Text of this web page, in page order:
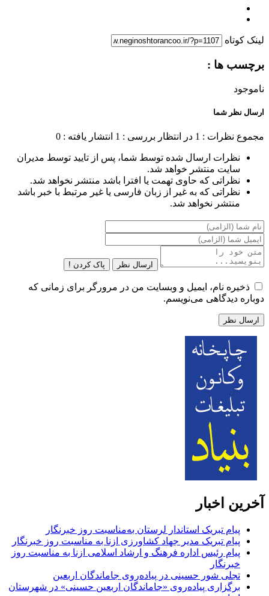
لینک کوتاه
برچسب ها :
ناموجود
ارسال نظر شما
مجموع نظرات : 1 در انتظار بررسی : 1 انتشار یافته : 0
نظرات ارسال شده توسط شما، پس از تایید توسط مدیران
سایت منتشر خواهد شد.
نظراتی که حاوی تهمت یا افترا باشد منتشر نخواهد شد.
نظراتی که به غیر از زبان فارسی یا غیر مرتبط با خبر باشد
منتشر نخواهد شد.
ارسال نظر پاک کردن !
ذخیره نام، ایمیل و وبسایت من در مرورگر برای زمانی که
دوباره دیدگاهی می‌نویسم.
آخرین اخبار
پیام تبریک استاندار لرستان به‌مناسبت روز خبرنگار
پیام تبریک مدیر جهاد کشاورزی ازنا به مناسبت روز خبرنگار
پیام رئیس اداره فرهنگ و ارشاد اسلامی ازنا به مناسبت روز
خبرنگار
تجلی شور حسینی در پیاده‌روی جاماندگان اربعین
برگزاری پیاده‌روی «جاماندگان اربعین حسینی» در شهرستان